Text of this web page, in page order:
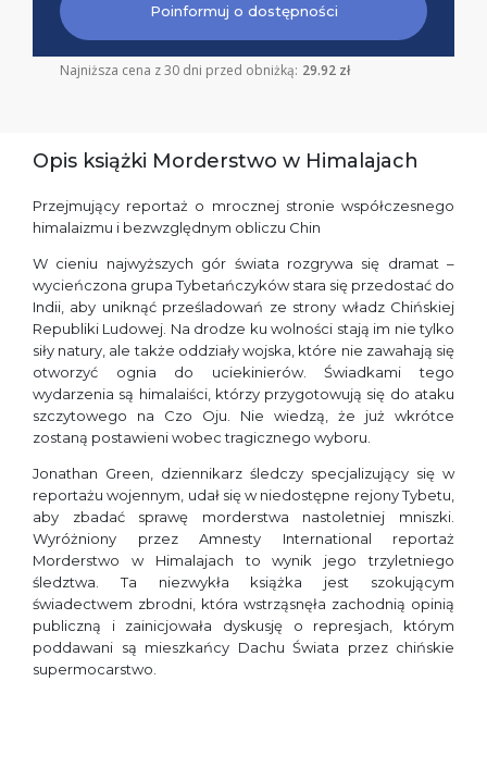
Poinformuj o dostępności
Najniższa cena z 30 dni przed obniżką: 29.92 zł
Opis książki Morderstwo w Himalajach
Przejmujący reportaż o mrocznej stronie współczesnego
himalaizmu i bezwzględnym obliczu Chin
W cieniu najwyższych gór świata rozgrywa się dramat –
wycieńczona grupa Tybetańczyków stara się przedostać do
Indii, aby uniknąć prześladowań ze strony władz Chińskiej
Republiki Ludowej. Na drodze ku wolności stają im nie tylko
siły natury, ale także oddziały wojska, które nie zawahają się
otworzyć ognia do uciekinierów. Świadkami tego
wydarzenia są himalaiści, którzy przygotowują się do ataku
szczytowego na Czo Oju. Nie wiedzą, że już wkrótce
zostaną postawieni wobec tragicznego wyboru.
Jonathan Green, dziennikarz śledczy specjalizujący się w
reportażu wojennym, udał się w niedostępne rejony Tybetu,
aby zbadać sprawę morderstwa nastoletniej mniszki.
Wyróżniony przez Amnesty International reportaż
Morderstwo w Himalajach to wynik jego trzyletniego
śledztwa. Ta niezwykła książka jest szokującym
świadectwem zbrodni, która wstrząsnęła zachodnią opinią
publiczną i zainicjowała dyskusję o represjach, którym
poddawani są mieszkańcy Dachu Świata przez chińskie
supermocarstwo.